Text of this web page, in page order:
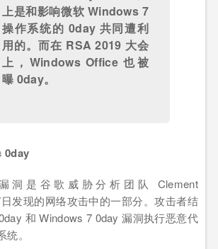
上是和影响微软 Windows 7
操作系统的 0day 共同遭利
用的。而在 RSA 2019 大会
上，Windows Office 也被
曝 0day。
0day
洞是谷歌威胁分析团队 Clement
发现的网络攻击中的一部分。攻击者结
和 Windows 7 0day 漏洞执行恶意代
。